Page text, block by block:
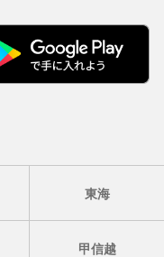
東海
甲信越